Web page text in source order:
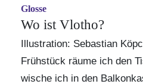
Glosse
Wo ist Vlotho?
Illustration: Sebastian
Frühstück räume ich den
wische ich in den